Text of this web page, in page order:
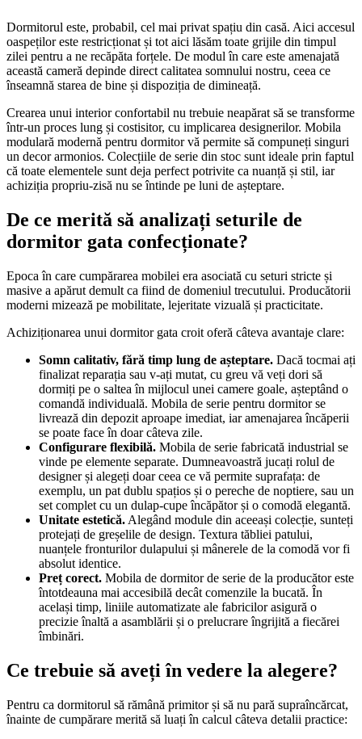
Dormitorul este, probabil, cel mai privat spațiu din casă. Aici accesul
oaspeților este restricționat și tot aici lăsăm toate grijile din timpul
zilei pentru a ne recăpăta forțele. De modul în care este amenajată
această cameră depinde direct calitatea somnului nostru, ceea ce
înseamnă starea de bine și dispoziția de dimineață.
Crearea unui interior confortabil nu trebuie neapărat să se transforme
într-un proces lung și costisitor, cu implicarea designerilor. Mobila
modulară modernă pentru dormitor vă permite să compuneți singuri
un decor armonios. Colecțiile de serie din stoc sunt ideale prin faptul
că toate elementele sunt deja perfect potrivite ca nuanță și stil, iar
achiziția propriu-zisă nu se întinde pe luni de așteptare.
De ce merită să analizați seturile de
dormitor gata confecționate?
Epoca în care cumpărarea mobilei era asociată cu seturi stricte și
masive a apărut demult ca fiind de domeniul trecutului. Producătorii
moderni mizează pe mobilitate, lejeritate vizuală și practicitate.
Achiziționarea unui dormitor gata croit oferă câteva avantaje clare:
Somn calitativ, fără timp lung de așteptare. Dacă tocmai ați
finalizat reparația sau v-ați mutat, cu greu vă veți dori să
dormiți pe o saltea în mijlocul unei camere goale, așteptând o
comandă individuală. Mobila de serie pentru dormitor se
livrează din depozit aproape imediat, iar amenajarea încăperii
se poate face în doar câteva zile.
Configurare flexibilă. Mobila de serie fabricată industrial se
vinde pe elemente separate. Dumneavoastră jucați rolul de
designer și alegeți doar ceea ce vă permite suprafața: de
exemplu, un pat dublu spațios și o pereche de noptiere, sau un
set complet cu un dulap-cupe încăpător și o comodă elegantă.
Unitate estetică. Alegând module din aceeași colecție, sunteți
protejați de greșelile de design. Textura tăbliei patului,
nuanțele fronturilor dulapului și mânerele de la comodă vor fi
absolut identice.
Preț corect. Mobila de dormitor de serie de la producător este
întotdeauna mai accesibilă decât comenzile la bucată. În
același timp, liniile automatizate ale fabricilor asigură o
precizie înaltă a asamblării și o prelucrare îngrijită a fiecărei
îmbinări.
Ce trebuie să aveți în vedere la alegere?
Pentru ca dormitorul să rămână primitor și să nu pară supraîncărcat,
înainte de cumpărare merită să luați în calcul câteva detalii practice: